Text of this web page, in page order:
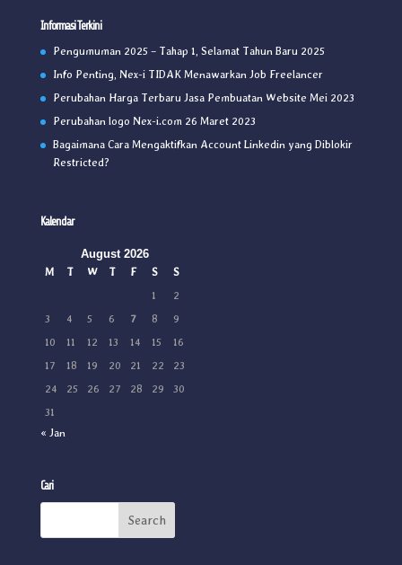
Informasi Terkini
Pengumuman 2025 – Tahap 1, Selamat Tahun Baru 2025
Info Penting, Nex-i TIDAK Menawarkan Job Freelancer
Perubahan Harga Terbaru Jasa Pembuatan Website Mei 2023
Perubahan logo Nex-i.com 26 Maret 2023
Bagaimana Cara Mengaktifkan Account Linkedin yang Diblokir
Restricted?
Kalendar
August 2026
M T W T F S
S
1
2
3
4 5 6 7 8
9
10
11 12 13 14 15
16
17
18 19 20 21 22
23
24
25 26 27 28 29
30
31
« Jan
Cari